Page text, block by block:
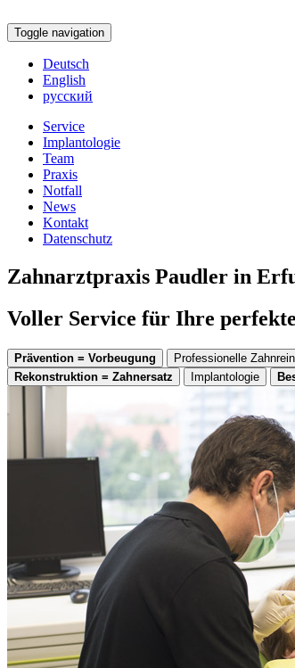
Toggle navigation
Deutsch
English
русский
Service
Implantologie
Team
Praxis
Notfall
News
Kontakt
Datenschutz
Zahnarztpraxis Paudler in
Voller Service für Ihre
Prävention = Vorbeugung Professionelle
Rekonstruktion = Zahnersatz
Implantologie